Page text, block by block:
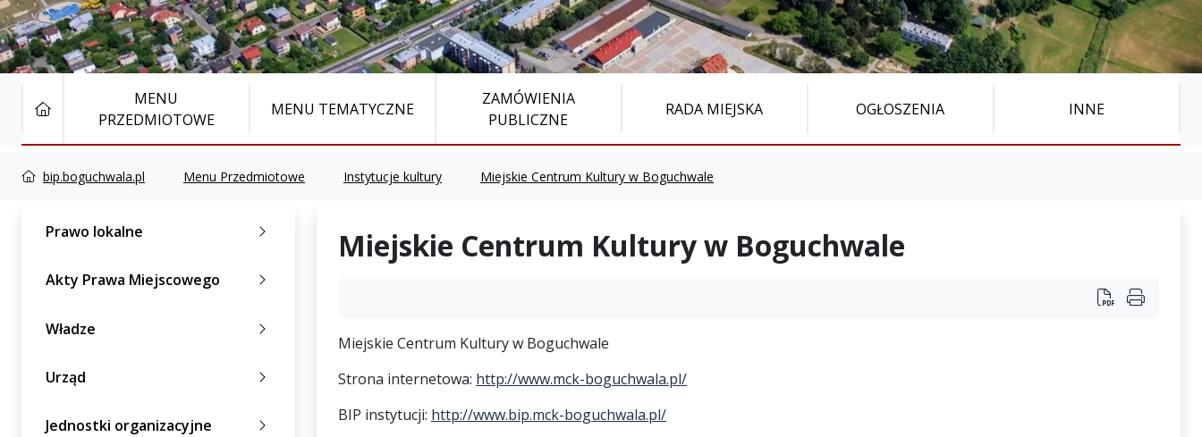
STRONA GŁÓWNAMENU
PRZEDMIOTOWE
MENU TEMATYCZNE
ZAMÓWIENIA
PUBLICZNE
RADA MIEJSKA OGŁOSZENIA INNE
bip.boguchwala.pl Menu Przedmiotowe Instytucje kultury Miejskie Centrum Kultury w Boguchwale
Prawo lokalne
Akty Prawa Miejscowego
Władze
Urząd
Jednostki organizacyjne
Miejskie Centrum Kultury w Boguchwale
Miejskie Centrum Kultury w Boguchwale
Strona internetowa: http://www.mck-boguchwala.pl/
BIP instytucji: http://www.bip.mck-boguchwala.pl/